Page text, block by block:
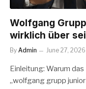
Wolfgang
wirklich über
By Admin June 27, 2026
Einleitung: Warum
„wolfgang grupp